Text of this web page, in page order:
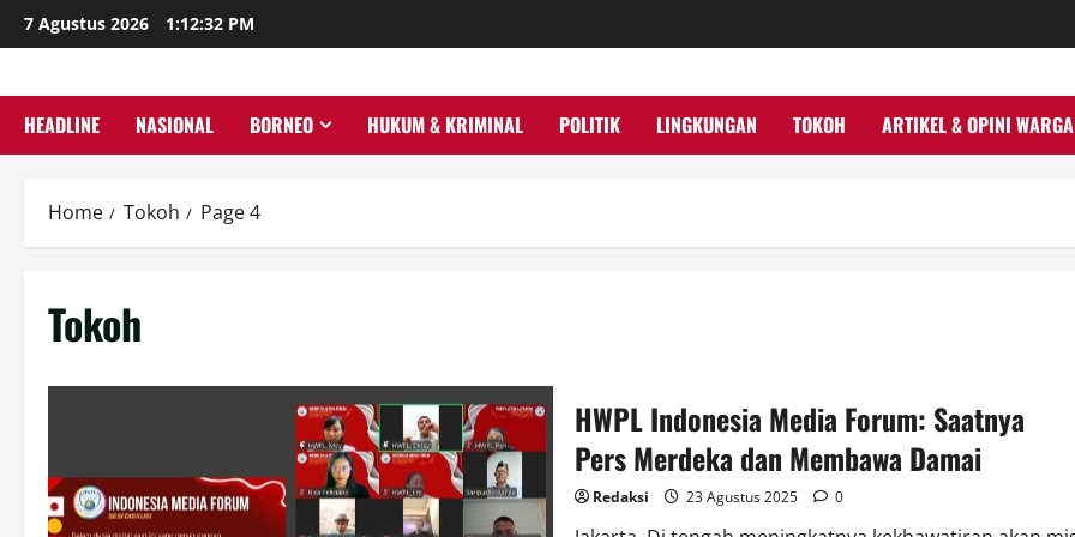
Skip
to
7 Agustus 2026 1:12:33 PM
HEADLINE NASIONAL BORNEO HUKUM & KRIMINAL POLITIK LINGKUNGAN TOKOH ARTIKEL & OPINI WARGA
Home Tokoh Page 4
Tokoh
HWPL Indonesia Media Forum: Saatnya
Pers Merdeka dan Membawa Damai
Redaksi 23 Agustus 2025 0